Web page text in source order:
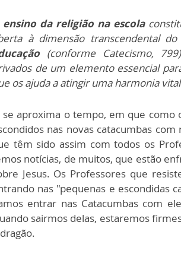
ensino da religião na escola
à dimensão transcendental
(conforme Catecismo,
de um elemento essencial
os ajuda a atingir uma harmonia
se aproxima o tempo, em que
nas novas catacumbas
têm sido assim com todos os
notícias, de muitos, que estão
Jesus. Os Professores que
nas "pequenas e escondidas
entrar nas Catacumbas com
sairmos delas, estaremos